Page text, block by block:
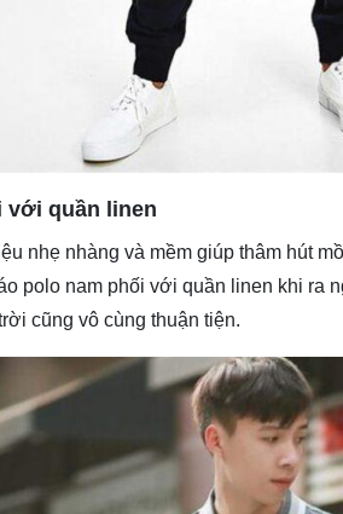
với quần linen
nhẹ nhàng và mềm giúp thâm hút
polo nam phối với quần linen khi ra
cũng vô cùng thuận tiện.